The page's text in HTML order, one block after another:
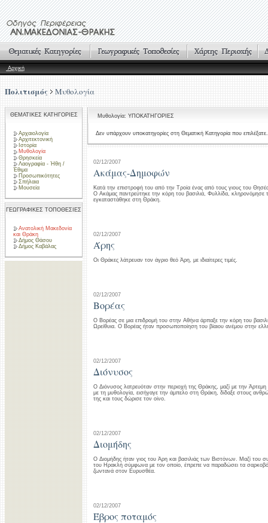
Αρχική
Πολιτισμός Μυθολογία
ΘΕΜΑΤΙΚΕΣ ΚΑΤΗΓΟΡΙΕΣ
Αρχαιολογία
Αρχιτεκτονική
Ιστορία
Μυθολογία
Θρησκεία
Λαογραφία - Ήθη /
Έθιμα
Προσωπικότητες
Σπήλαια
Μουσεία
ΓΕΩΓΡΑΦΙΚΕΣ ΤΟΠΟΘΕΣΙΕΣ
Ανατολική Μακεδονία
και Θράκη
Δήμος Θάσου
Δήμος Καβάλας
Μυθολογία: ΥΠΟΚΑΤΗΓΟΡΙΕΣ
Δεν υπάρχουν υποκατηγορίες στη Θεματική Κατηγορία που επιλέξατε.
02/12/2007
Ακάμας-Δημοφών
Κατά την επιστροφή του από την Τροία ένας από τους γιους του
Ο Ακάμας παντρεύτηκε την κόρη του βασιλιά, Φυλλίδα, κληρονόμησε
εγκαταστάθηκε στη Θράκη.
02/12/2007
Άρης
Οι Θράκες λάτρευαν τον άγριο θεό Άρη, με ιδιαίτερες τιμές.
02/12/2007
Βορέας
Ο Βορέας σε μια επιδρομή του στην Αθήνα άρπαξε την κόρη του
Ωρείθυια. Ο Βορέας ήταν προσωποποίηση του βίαιου ανέμου στην
02/12/2007
Διόνυσος
O Διόνυσος λατρευόταν στην περιοχή της Θράκης, μαζί με την
με τη μυθολογία, εισήγαγε την άμπελο στη Θράκη, δίδαξε στους
της και τους δώρισε τον οίνο.
02/12/2007
Διομήδης
Ο Διομήδης ήταν γιος του Άρη και βασιλιάς των Βιστόνων. Μαζί του
του Ηρακλή σύμφωνα με τον οποίο, έπρεπε να παραδώσει τα
ζωντανά στον Ευρυσθέα.
02/12/2007
Έβρος ποταμός